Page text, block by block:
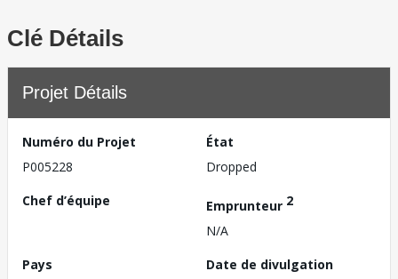
Clé Détails
Projet Détails
Numéro du Projet
P005228
État
Dropped
Chef d’équipe
Emprunteur 2
N/A
Pays
Date de divulgation